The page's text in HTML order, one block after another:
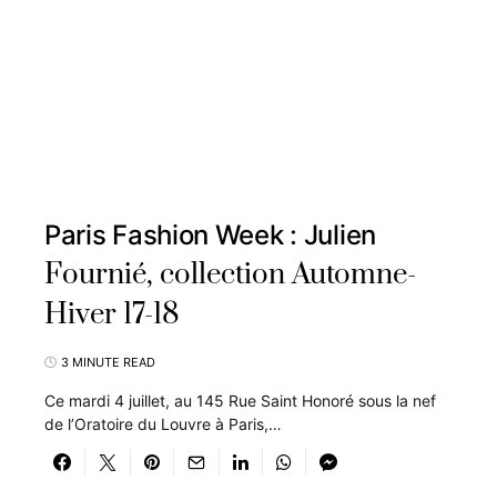
Paris Fashion Week : Julien
Fournié, collection Automne-
Hiver 17-18
3 MINUTE READ
Ce mardi 4 juillet, au 145 Rue Saint Honoré sous la nef
de l’Oratoire du Louvre à Paris,…